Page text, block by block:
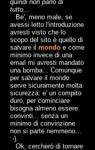
quindi non parlo di
tutto...
Be', meno male, se
avessi letto l'introduzione
avresti visto che lo
scopo del sito è quello di
salvare il mondoe come
minimo invece di una
email mi avresti mandato
una bomba... Comunque
per salvare il mondo
serve sicuramente molta
sicurezza: e' un compito
duro, per cominciare
bisogna almeno essere
convinti... senza un
minimo di convinzione
non si parte nemmeno...
:-).
Ok, cercherò di tornare